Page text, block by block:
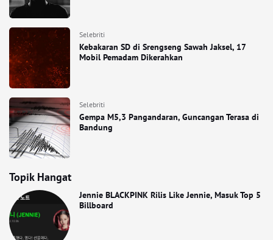
Selebriti
Kebakaran SD di Srengseng Sawah Jaksel, 17
Mobil Pemadam Dikerahkan
Selebriti
Gempa M5,3 Pangandaran, Guncangan Terasa di
Bandung
Topik Hangat
Jennie BLACKPINK Rilis Like Jennie, Masuk Top 5
Billboard